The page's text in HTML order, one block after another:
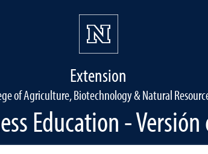
Extension
of Agriculture, Biotechnology & Natural
Education - Versión